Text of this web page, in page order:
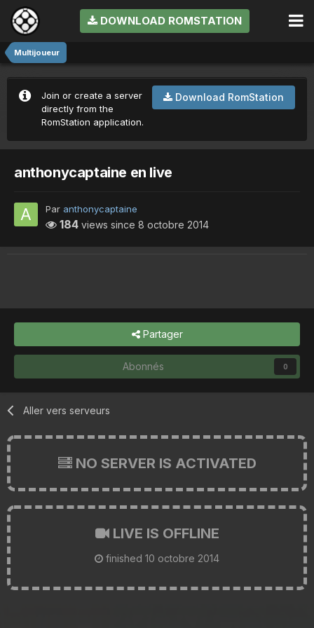
DOWNLOAD ROMSTATION
Multijoueur
Download RomStation
Join or create a server
directly from the
RomStation application.
anthonycaptaine en live
Par anthonycaptaine
184 views since 8 octobre 2014
Partager
Abonnés 0
Aller vers serveurs
NO SERVER IS ACTIVATED
LIVE IS OFFLINE
finished 10 octobre 2014